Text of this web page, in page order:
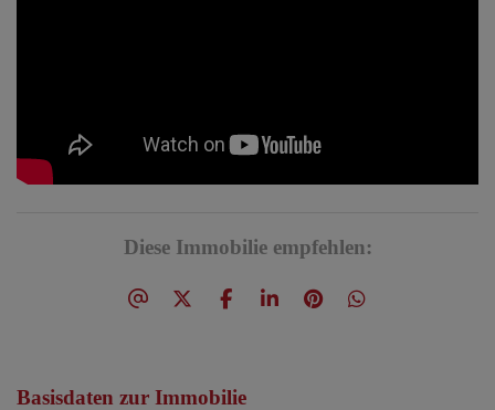
Diese Immobilie empfehlen:
Basisdaten zur Immobilie